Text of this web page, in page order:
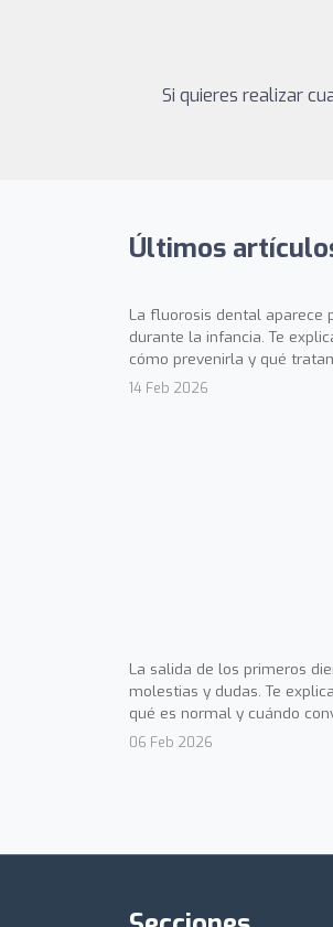
Si quieres realizar
Últimos
La fluorosis dental aparece
durante la infancia. Te
cómo prevenirla y qué
14 Feb 2026
La salida de los primeros
molestias y dudas. Te
qué es normal y cuándo
06 Feb 2026